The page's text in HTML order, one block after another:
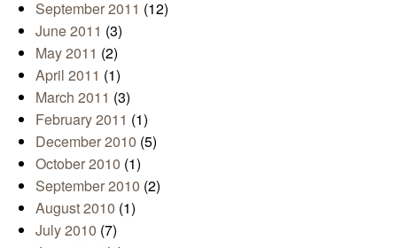
September 2011 (12)
June 2011 (3)
May 2011 (2)
April 2011 (1)
March 2011 (3)
February 2011 (1)
December 2010 (5)
October 2010 (1)
September 2010 (2)
August 2010 (1)
July 2010 (7)